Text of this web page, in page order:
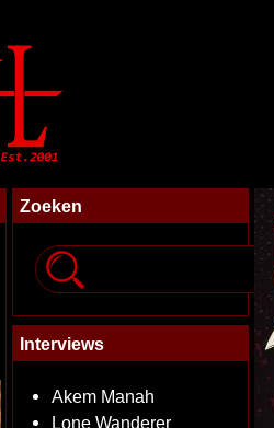
Zoeken
Interviews
Akem Manah
Lone Wanderer